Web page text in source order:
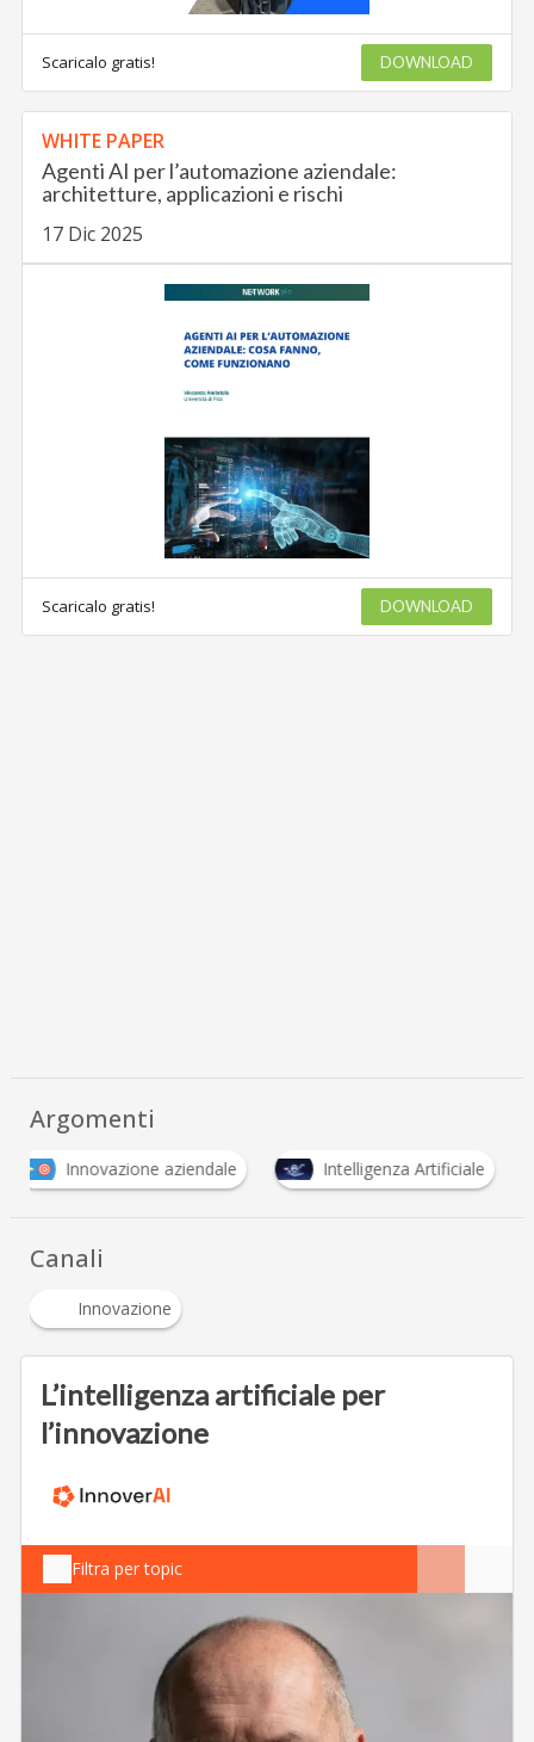
Scaricalo gratis! DOWNLOAD
WHITE PAPER
Agenti AI per l’automazione aziendale:
architetture, applicazioni e rischi
17 Dic 2025
Scaricalo gratis! DOWNLOAD
Argomenti
Innovazione aziendale Intelligenza Artificiale
Canali
Innovazione
L’intelligenza artificiale per
l’innovazione
Filtra per topic